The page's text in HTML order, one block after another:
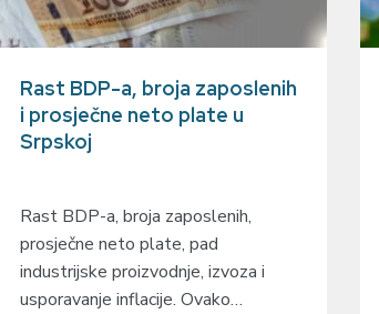
Rast BDP-a, broja zaposlenih
i prosječne neto plate u
Srpskoj
Rast BDP-a, broja zaposlenih,
prosječne neto plate, pad
industrijske proizvodnje, izvoza i
usporavanje inflacije. Ovako…